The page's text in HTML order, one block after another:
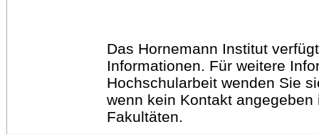
Das Hornemann Institut
Informationen. Für weitere
Hochschularbeit wenden Sie
wenn kein Kontakt
Fakultäten.